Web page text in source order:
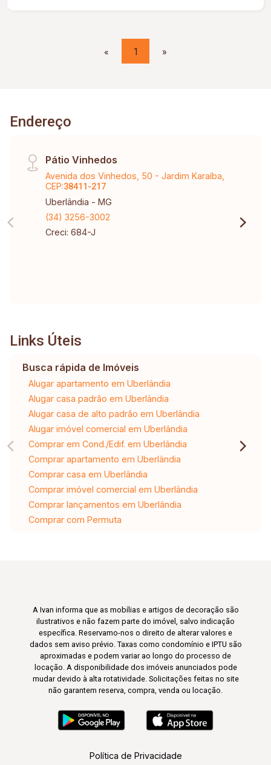
« 1 »
Endereço
Pátio Vinhedos
Avenida dos Vinhedos, 50 - Jardim Karaíba,
CEP:38411-217
Uberlândia - MG
(34) 3256-3002
Creci: 684-J
Links Úteis
Busca rápida de Imóveis
Alugar apartamento em Uberlândia
Alugar casa padrão em Uberlândia
Alugar casa de alto padrão em Uberlândia
Alugar imóvel comercial em Uberlândia
Comprar em Cond./Edif. em Uberlândia
Comprar apartamento em Uberlândia
Comprar casa em Uberlândia
Comprar imóvel comercial em Uberlândia
Comprar lançamentos em Uberlândia
Comprar com Permuta
A Ivan informa que as mobílias e artigos de decoração são
ilustrativos e não fazem parte do imóvel, salvo indicação
específica. Reservamo-nos o direito de alterar valores e
dados sem aviso prévio. Taxas como condomínio e IPTU são
aproximadas e podem variar ao longo do processo de
locação. A disponibilidade dos imóveis anunciados pode
mudar devido à alta rotatividade. Solicitações feitas no site
não garantem reserva, compra, venda ou locação.
Política de Privacidade